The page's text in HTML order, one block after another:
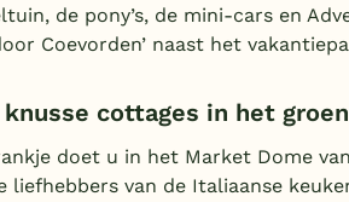
de pony’s, de mini-cars en
Coevorden’ naast het
cottages in het groen
doet u in het Market Dome
van de Italiaanse